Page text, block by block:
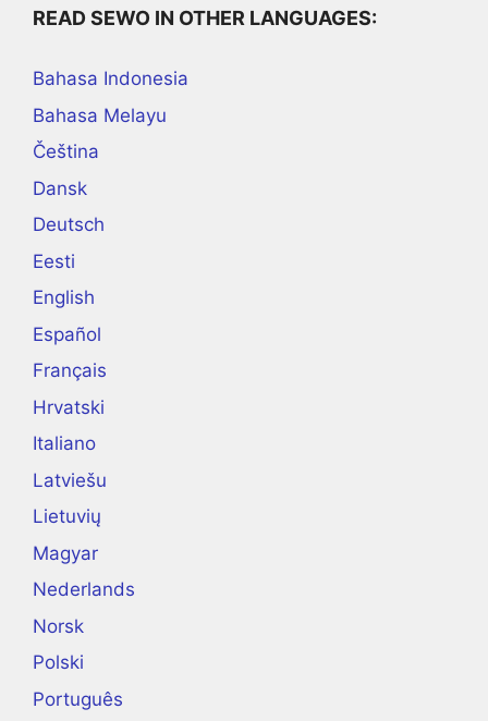
READ SEWO IN OTHER LANGUAGES:
Bahasa Indonesia
Bahasa Melayu
Čeština
Dansk
Deutsch
Eesti
English
Español
Français
Hrvatski
Italiano
Latviešu
Lietuvių
Magyar
Nederlands
Norsk
Polski
Português